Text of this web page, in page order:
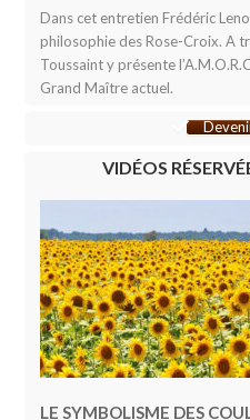
Dans cet entretien Frédéric
philosophie des Rose-Croix. A
Toussaint y présente
Grand Maître actuel.
VIDÉOS
LE SYMBOLISME DES